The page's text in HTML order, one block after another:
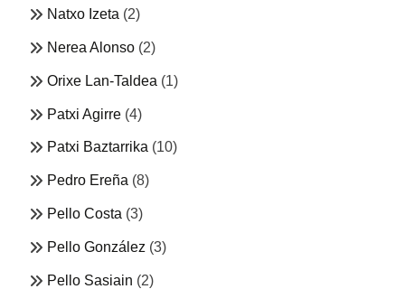
Natxo Izeta (2)
Nerea Alonso (2)
Orixe Lan-Taldea (1)
Patxi Agirre (4)
Patxi Baztarrika (10)
Pedro Ereña (8)
Pello Costa (3)
Pello González (3)
Pello Sasiain (2)